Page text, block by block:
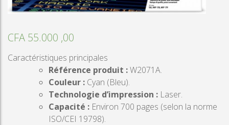
CFA 55.000 ,00
Caractéristiques principales
Référence produit :W2071A.
Couleur : Cyan (Bleu).
Technologie d’impression : Laser.
Capacité : Environ 700 pages (selon la norme
ISO/CEI 19798).